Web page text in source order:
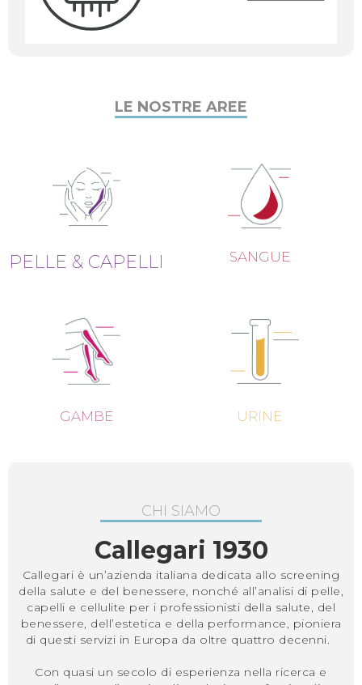
LE NOSTRE AREE
PELLE & CAPELLI SANGUE
GAMBE URINE
CHI SIAMO
Callegari 1930
Callegari è un’azienda italiana dedicata allo screening
della salute e del benessere, nonché all’analisi di pelle,
capelli e cellulite per i professionisti della salute, del
benessere, dell’estetica e della performance, pioniera
di questi servizi in Europa da oltre quattro decenni.
Con quasi un secolo di esperienza nella ricerca e